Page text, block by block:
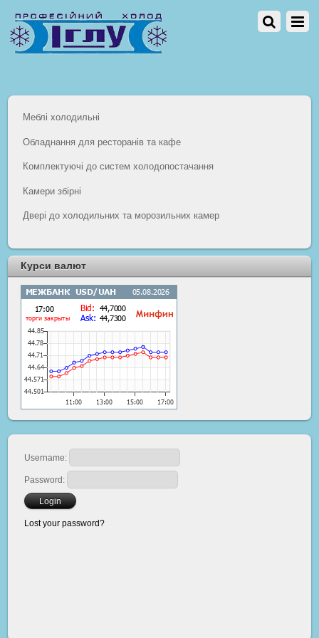
Меблі холодильні
Обладнання для ресторанів та кафе
Комплектуючі до систем холодопостачання
Камери збірні
Двері до холодильних та морозильних камер
Курси валют
Username:
Password:
Lost your password?